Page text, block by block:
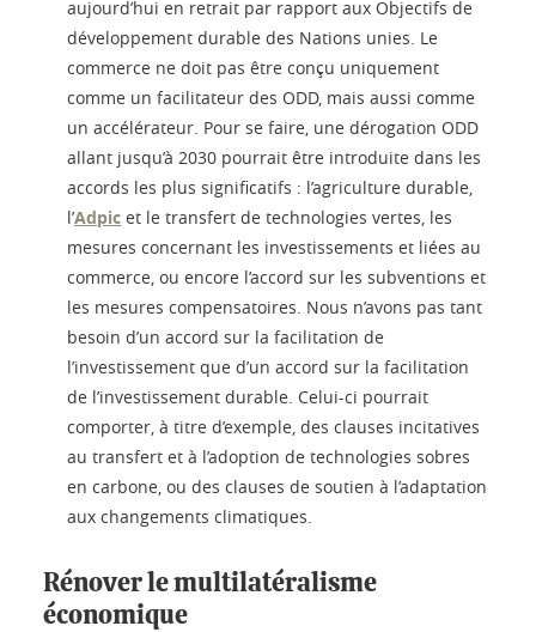
aujourd’hui en retrait par rapport aux Objectifs de
développement durable des Nations unies. Le
commerce ne doit pas être conçu uniquement
comme un facilitateur des ODD, mais aussi comme
un accélérateur. Pour se faire, une dérogation ODD
allant jusqu’à 2030 pourrait être introduite dans les
accords les plus significatifs : l’agriculture durable,
l’Adpic et le transfert de technologies vertes, les
mesures concernant les investissements et liées au
commerce, ou encore l’accord sur les subventions et
les mesures compensatoires. Nous n’avons pas tant
besoin d’un accord sur la facilitation de
l’investissement que d’un accord sur la facilitation
de l’investissement durable. Celui-ci pourrait
comporter, à titre d’exemple, des clauses incitatives
au transfert et à l’adoption de technologies sobres
en carbone, ou des clauses de soutien à l’adaptation
aux changements climatiques.
Rénover le multilatéralisme
économique